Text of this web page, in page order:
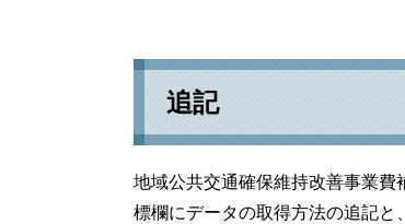
追記
地域公共交通確保維持改善事業
標欄にデータの取得方法の追記と